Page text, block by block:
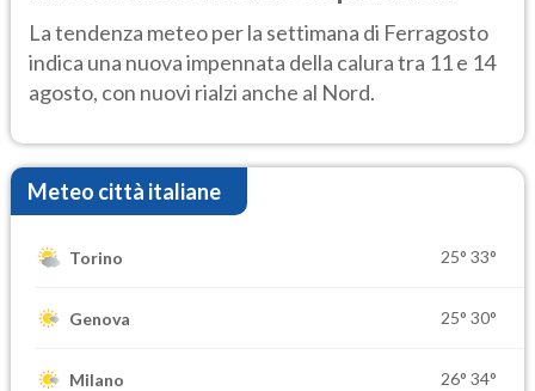
temporale
La tendenza meteo per la settimana di Ferragosto
indica una nuova impennata della calura tra 11 e 14
agosto, con nuovi rialzi anche al Nord.
Meteo città italiane
Torino 25° 33°
Genova 25° 30°
Milano 26° 34°